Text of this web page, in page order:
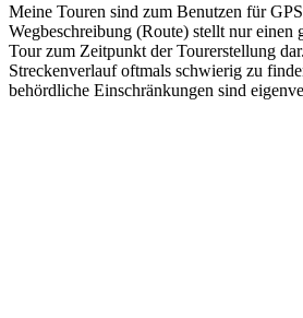
Meine Touren sind zum Benutzen für
Wegbeschreibung (Route) stellt nur
Tour zum Zeitpunkt der Tourerstellung
Streckenverlauf oftmals schwierig zu
behördliche Einschränkungen sind